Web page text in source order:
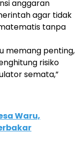
anggaran
agar tidak
tanpa
memang penting,
risiko
semata,”
Waru,